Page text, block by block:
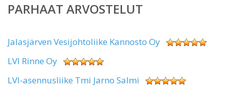
PARHAAT ARVOSTELUT
Jalasjärven Vesijohtoliike Kannosto Oy
LVI Rinne Oy
LVI-asennusliike Tmi Jarno Salmi